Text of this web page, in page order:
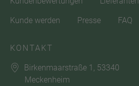
Kunde werden Presse FAQ
KONTAKT
Birkenmaarstraße 1, 53340
Meckenheim